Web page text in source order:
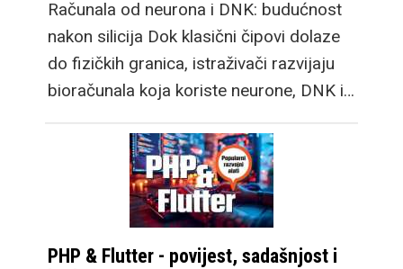
Računala od neurona i DNK: budućnost
nakon silicija Dok klasični čipovi dolaze
do fizičkih granica, istraživači razvijaju
bioračunala koja koriste neurone, DNK i…
PHP & Flutter - povijest, sadašnjost i